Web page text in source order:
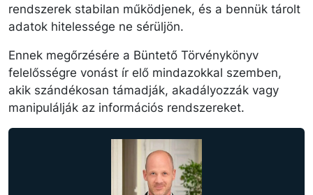
rendszerek stabilan működjenek, és a bennük tárolt
adatok hitelessége ne sérüljön.
Ennek megőrzésére a Büntető Törvénykönyv
felelősségre vonást ír elő mindazokkal szemben,
akik szándékosan támadják, akadályozzák vagy
manipulálják az információs rendszereket.